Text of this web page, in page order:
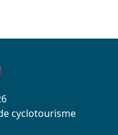
cyclotourisme